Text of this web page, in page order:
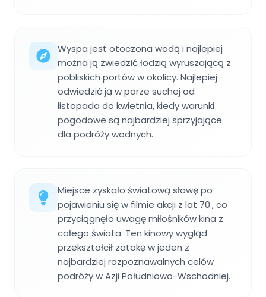
Wyspa jest otoczona wodą i najlepiej
można ją zwiedzić łodzią wyruszającą z
pobliskich portów w okolicy. Najlepiej
odwiedzić ją w porze suchej od
listopada do kwietnia, kiedy warunki
pogodowe są najbardziej sprzyjające
dla podróży wodnych.
Miejsce zyskało światową sławę po
pojawieniu się w filmie akcji z lat 70., co
przyciągnęło uwagę miłośników kina z
całego świata. Ten kinowy wygląd
przekształcił zatokę w jeden z
najbardziej rozpoznawalnych celów
podróży w Azji Południowo-Wschodniej.